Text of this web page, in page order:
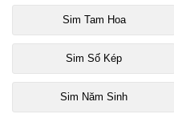
Sim Tam Hoa
Sim Số Kép
Sim Năm Sinh